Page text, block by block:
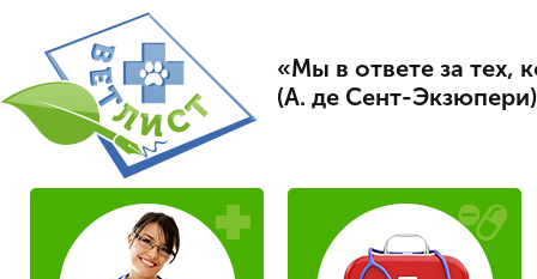
«Мы в ответе за тех,
(А. де Сент-Экзюпери)